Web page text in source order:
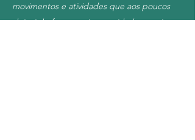
movimentos e atividades que aos poucos
deixei de fazer por incapacidade, receio ou